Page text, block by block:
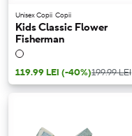
Unisex Copii Copii
Kids Classic Flower
Fisherman
119.99 LEI (-40%)199.99 LEI